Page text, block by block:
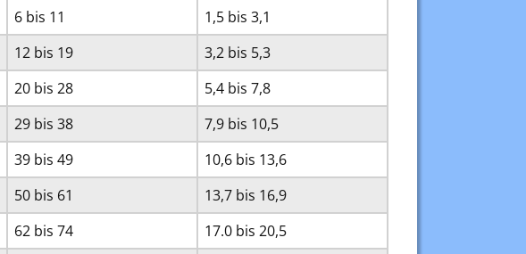
6 bis 11
1,5 bis 3,1
12 bis 19
3,2 bis 5,3
20 bis 28
5,4 bis 7,8
29 bis 38
7,9 bis 10,5
39 bis 49
10,6 bis 13,6
50 bis 61
13,7 bis 16,9
62 bis 74
17.0 bis 20,5